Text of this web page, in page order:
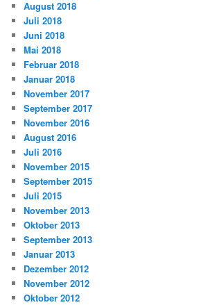
August 2018
Juli 2018
Juni 2018
Mai 2018
Februar 2018
Januar 2018
November 2017
September 2017
November 2016
August 2016
Juli 2016
November 2015
September 2015
Juli 2015
November 2013
Oktober 2013
September 2013
Januar 2013
Dezember 2012
November 2012
Oktober 2012